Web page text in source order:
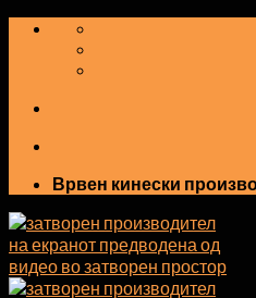
Прескокнете
содржината
Врвен кинески